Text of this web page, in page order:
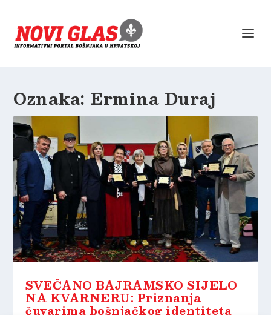
Oznaka: Ermina Duraj
SVEČANO BAJRAMSKO SIJELO
NA KVARNERU: Priznanja
čuvarima bošnjačkog identiteta